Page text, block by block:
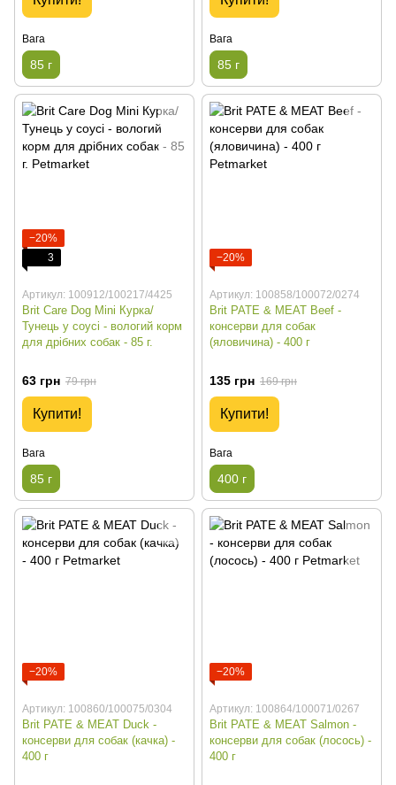
Вага
85 г
Вага
85 г
−20%
3
Артикул: 100912/100217/4425
Brit Care Dog Mini Курка/
Тунець у соусі - вологий корм
для дрібних собак - 85 г.
63 грн 79 грн
Купити!
Вага
85 г
−20%
Артикул: 100858/100072/0274
Brit PATE & MEAT Beef -
консерви для собак
(яловичина) - 400 г
135 грн 169 грн
Купити!
Вага
400 г
−20%
Артикул: 100860/100075/0304
Brit PATE & MEAT Duck -
консерви для собак (качка) -
400 г
−20%
Артикул: 100864/100071/0267
Brit PATE & MEAT Salmon -
консерви для собак (лосось) -
400 г